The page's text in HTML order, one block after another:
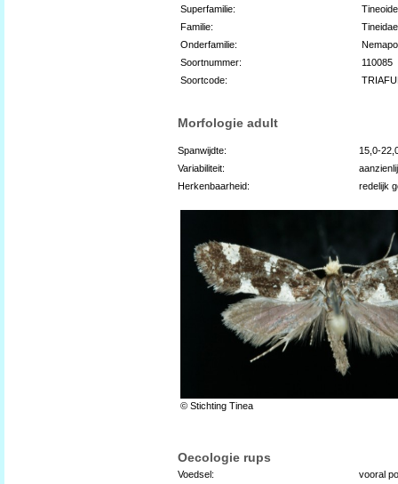
Superfamilie:
Familie:
Tineidae
Onderfamilie:
Soortnummer:
110085
Soortcode:
Morfologie adult
Spanwijdte:
15,0-
Variabiliteit:
Herkenbaarheid:
redelijk
© Stichting Tinea
Oecologie rups
Voedsel:
vooral